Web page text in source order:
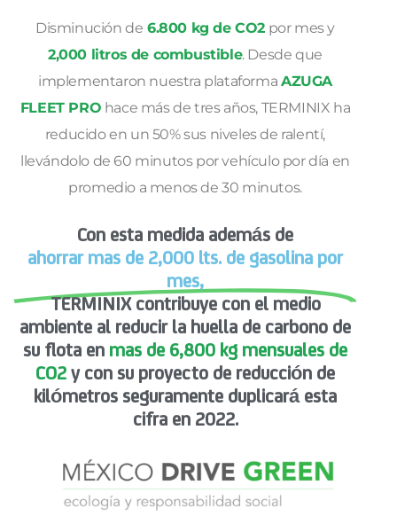
Disminución de 6.800 kg de CO2 por mes y
2,000 litros de combustible. Desde que
implementaron nuestra plataforma AZUGA
FLEET PRO hace más de tres años, TERMINIX ha
reducido en un 50% sus niveles de ralentí,
llevándolo de 60 minutos por vehículo por día en
promedio a menos de 30 minutos.
Con esta medida además de
ahorrar mas de 2,000 lts. de gasolina por
mes,
TERMINIX contribuye con el medio
ambiente al reducir la huella de carbono de
su flota en mas de 6,800 kg mensuales de
CO2 y con su proyecto de reducción de
kilómetros seguramente duplicará esta
cifra en 2022.